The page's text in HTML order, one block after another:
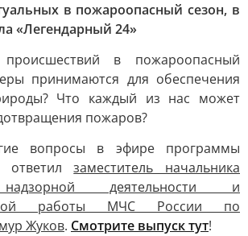
в пожароопасный сезон, в
«Легендарный 24»
в пожароопасный
принимаются для обеспечения
Что каждый из нас может
пожаров?
вопросы в эфире программы
ответилзаместитель начальника
деятельности и
работы МЧС России по
Жуков. Смотрите выпуск тут!